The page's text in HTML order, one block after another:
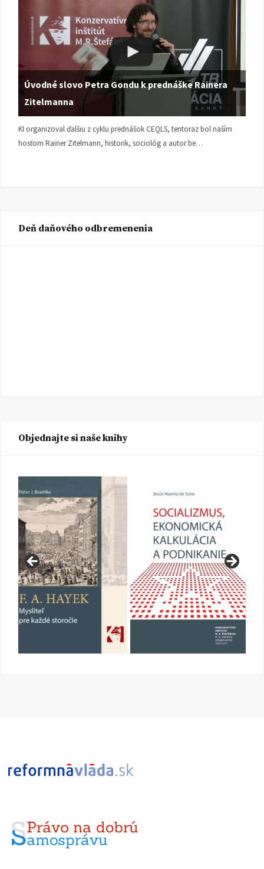
Úvodné slovo Petra Gondu k prednáške Rainera
Zitelmanna
KI organizoval ďalšiu z cyklu prednášok CEQLS, tentoraz bol naším
hosťom Rainer Zitelmann, historik, sociológ a autor be…
Deň daňového odbremenenia
Objednajte si naše knihy